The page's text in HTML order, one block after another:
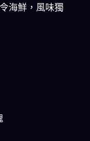
海鮮，風味獨